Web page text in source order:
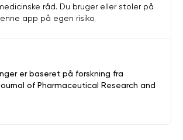
er baseret på forskning fra
of Pharmaceutical Research and
råd. Du bruger eller stoler på
app på egen risiko.